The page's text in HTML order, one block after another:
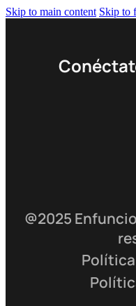
Skip to main content Skip to
@2025